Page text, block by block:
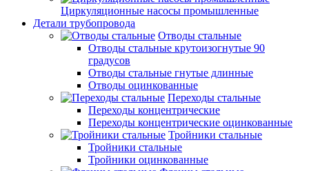
Циркуляционные насосы промышленные
Детали трубопровода
Отводы стальные
Отводы стальные крутоизогнутые 90
градусов
Отводы стальные гнутые длинные
Отводы оцинкованные
Переходы стальные
Переходы концентрические
Переходы концентрические оцинкованные
Тройники стальные
Тройники стальные
Тройники оцинкованные